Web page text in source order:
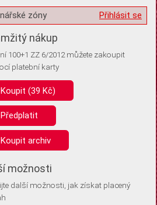
volitelných informací
nepotřebujeme ukládat žádné informace
vás ale požádali o souhlas s
se jedná o stejné zařízení, a
ukládáme do vašeho zařízení, abychom se
je kdykoli později upravit ve Správě
Přihlásit se
zóny
nákup
100+1 ZZ 6/2012 můžete zakoupit
platební karty
Koupit (39 Kč)
Předplatit
Koupit archiv
možnosti
další možnosti, jak získat placený